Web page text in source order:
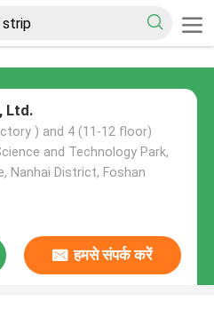
Ltd.
) and 4 (11-12 floor)
and Technology Park,
Nanhai District, Foshan
हमसे संपर्क करें